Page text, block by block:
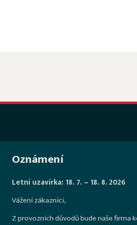
Oznámení
Letní uzavírka: 18. 7. – 18. 8. 2026
Vážení zákazníci,
Z provozních důvodů bude naše firma